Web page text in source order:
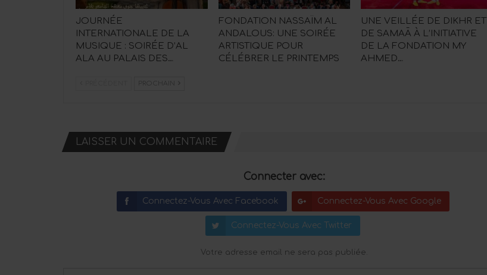
JOURNÉE
INTERNATIONALE DE LA
MUSIQUE : SOIRÉE D’AL
ALA AU PALAIS DES…
FONDATION NASSAÏM AL
ANDALOUS: UNE SOIRÉE
ARTISTIQUE POUR
CÉLÉBRER LE PRINTEMPS
UNE VEILLÉE DE DIKHR ET
DE SAMAĀ À L’INITIATIVE
DE LA FONDATION MY
AHMED…
PROCHAIN
LAISSER UN COMMENTAIRE
Connecter avec:
Connectez-Vous Avec Facebook Connectez-Vous Avec Google
Connectez-Vous Avec Twitter
Votre adresse email ne sera pas publiée.